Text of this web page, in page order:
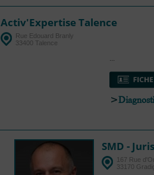
Activ'Expertise Talence
Rue Edouard Branly
33400 Talence
>
SMD -
167 Rue
33170